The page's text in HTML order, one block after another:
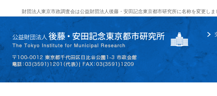
財団法人東京市政調査会は公益財団法人後藤・安田記念東京都市研究所に名称を変更しま